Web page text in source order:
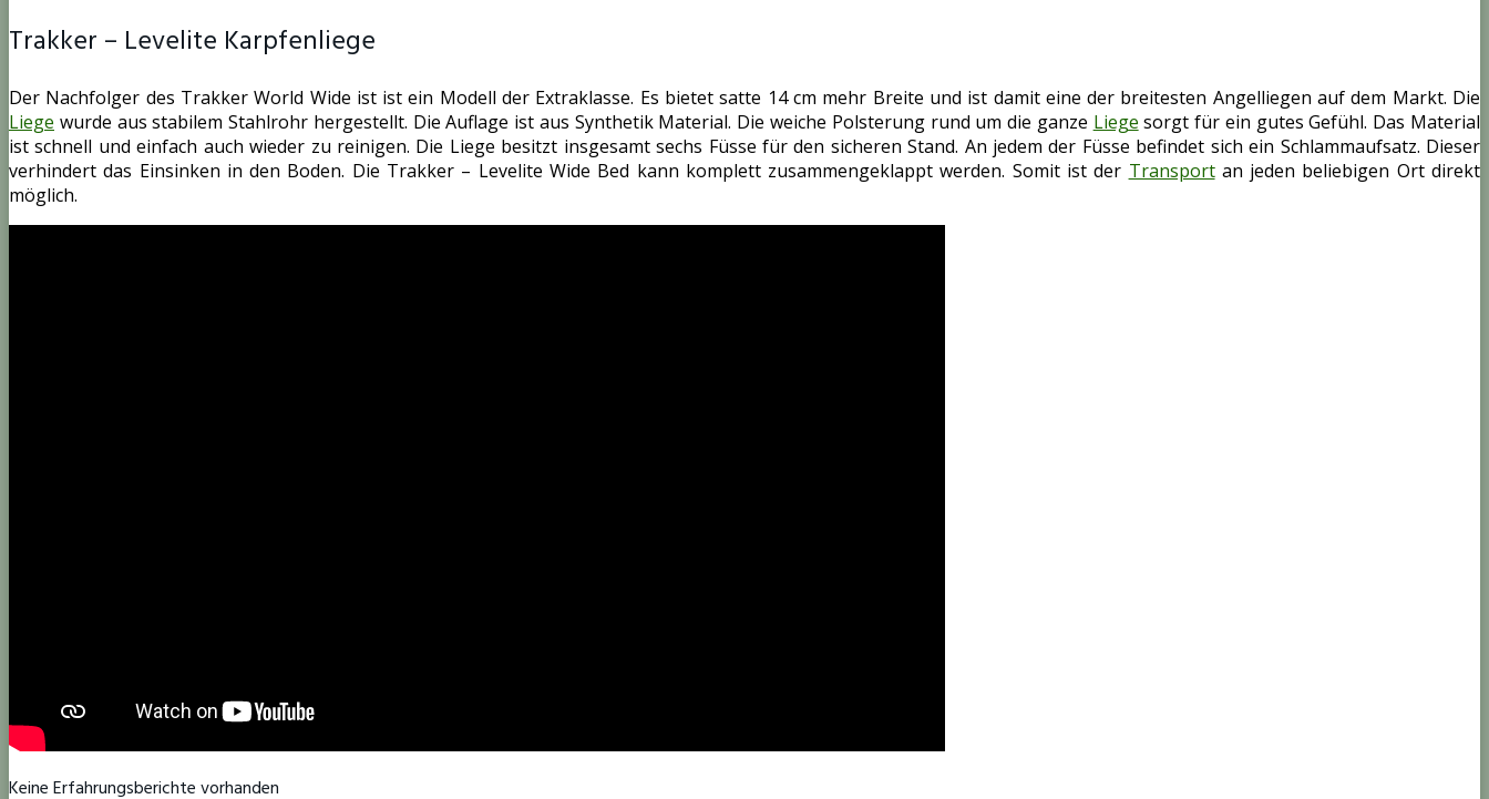
Trakker – Levelite Karpfenliege
Der Nachfolger des Trakker World Wide ist ist ein Modell der Extraklasse. Es bietet satte 14 cm mehr Breite und ist damit eine der breitesten Angelliegen auf dem Markt. Die
Liege wurde aus stabilem Stahlrohr hergestellt. Die Auflage ist aus Synthetik Material. Die weiche Polsterung rund um die ganze Liege sorgt für ein gutes Gefühl. Das Material
ist schnell und einfach auch wieder zu reinigen. Die Liege besitzt insgesamt sechs Füsse für den sicheren Stand. An jedem der Füsse befindet sich ein Schlammaufsatz. Dieser
verhindert das Einsinken in den Boden. Die Trakker – Levelite Wide Bed kann komplett zusammengeklappt werden. Somit ist der Transportan jeden beliebigen Ort direkt
möglich.
Keine Erfahrungsberichte vorhanden